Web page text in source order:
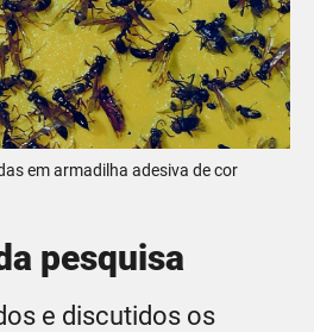
em armadilha adesiva de cor
pesquisa
e discutidos os